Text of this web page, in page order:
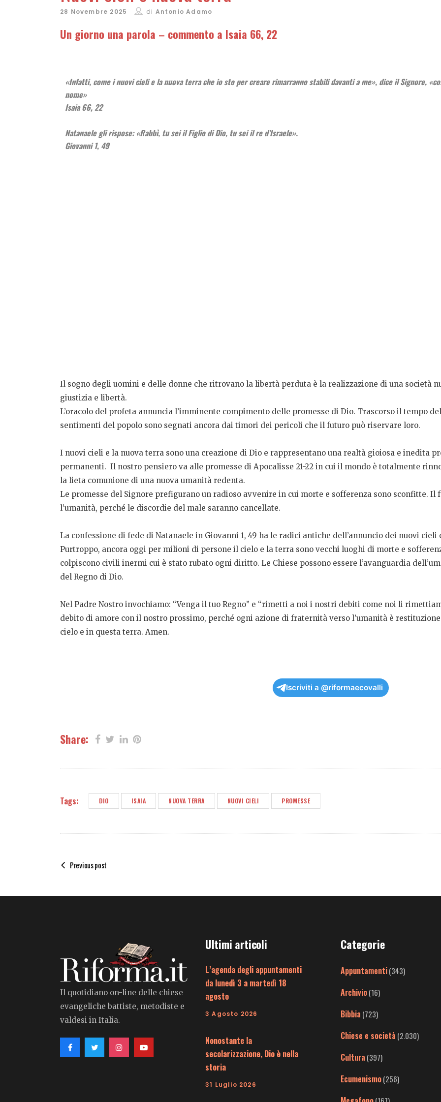
28 Novembre 2025 di Antonio Adamo
Un giorno una parola – commento a Isaia 66, 22
«Infatti, come i nuovi cieli e la nuova terra che io sto per creare rimarranno stabili davanti a me», dice il Signore,
nome»
Isaia 66, 22
Natanaele gli rispose: «Rabbì, tu sei il Figlio di Dio, tu sei il re d’Israele».
Giovanni 1, 49
Il sogno degli uomini e delle donne che ritrovano la libertà perduta è la realizzazione di una società
giustizia e libertà.
L’oracolo del profeta annuncia l’imminente compimento delle promesse di Dio. Trascorso il tempo
sentimenti del popolo sono segnati ancora dai timori dei pericoli che il futuro può riservare loro.
I nuovi cieli e la nuova terra sono una creazione di Dio e rappresentano una realtà gioiosa e inedita
permanenti. Il nostro pensiero va alle promesse di Apocalisse 21-22 in cui il mondo è totalmente
la lieta comunione di una nuova umanità redenta.
Le promesse del Signore prefigurano un radioso avvenire in cui morte e sofferenza sono sconfitte. Il
l’umanità, perché le discordie del male saranno cancellate.
La confessione di fede di Natanaele in Giovanni 1, 49 ha le radici antiche dell’annuncio dei nuovi
Purtroppo, ancora oggi per milioni di persone il cielo e la terra sono vecchi luoghi di morte e
colpiscono civili inermi cui è stato rubato ogni diritto. Le Chiese possono essere l’avanguardia
del Regno di Dio.
Nel Padre Nostro invochiamo: “Venga il tuo Regno” e “rimetti a noi i nostri debiti come noi li
debito di amore con il nostro prossimo, perché ogni azione di fraternità verso l’umanità è
cielo e in questa terra. Amen.
Iscriviti a @riformaecovalli
Share:
Tags: DIO ISAIA NUOVA TERRA NUOVI CIELI PROMESSE
Previous post
Il quotidiano on-line delle chiese
evangeliche battiste, metodiste e
valdesi in Italia.
Ultimi articoli
L’agenda degli appuntamenti
da lunedì 3 a martedì 18
agosto
3 Agosto 2026
Nonostante la
secolarizzazione, Dio è nella
storia
31 Luglio 2026
Categorie
Appuntamenti(343)
Archivio(16)
Bibbia (723)
Chiese e società (2.030)
Cultura (397)
Ecumenismo(256)